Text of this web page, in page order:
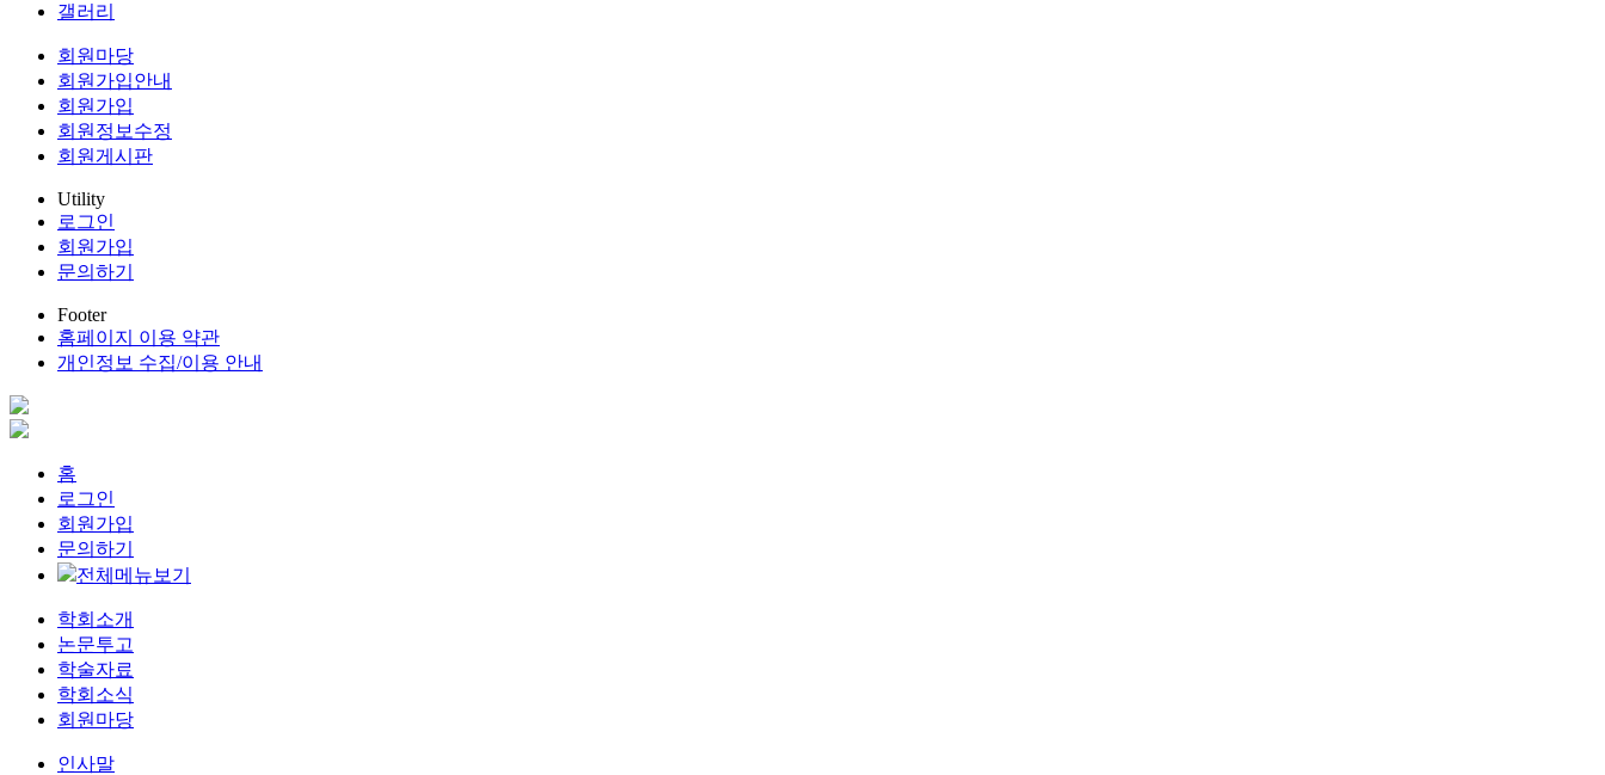
갤러리
회원마당
회원가입안내
회원가입
회원정보수정
회원게시판
Utility
로그인
회원가입
문의하기
Footer
홈페이지 이용 약관
개인정보 수집/이용 안내
홈
로그인
회원가입
문의하기
전체메뉴보기
학회소개
논문투고
학술자료
학회소식
회원마당
인사말